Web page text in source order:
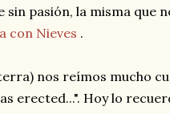
pasión, la misma que
con Nieves .
nos reímos mucho
erected...". Hoy lo